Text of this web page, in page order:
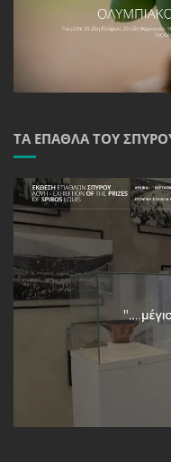
ΤΑ ΈΠΑΘΛΑ ΤΟΥ